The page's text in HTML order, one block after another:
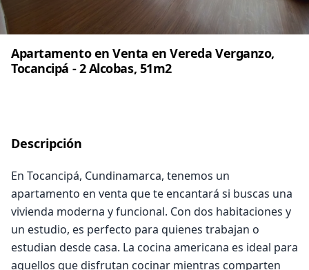
Apartamento en Venta en Vereda Verganzo,
Tocancipá - 2 Alcobas, 51m2
Descripción
En Tocancipá, Cundinamarca, tenemos un
apartamento en venta que te encantará si buscas una
vivienda moderna y funcional. Con dos habitaciones y
un estudio, es perfecto para quienes trabajan o
estudian desde casa. La cocina americana es ideal para
aquellos que disfrutan cocinar mientras comparten